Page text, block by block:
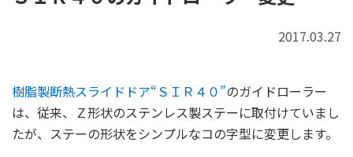
2017.03.27
樹脂製断熱スライドドア“ＳＩＲ４０”のガイドローラー
は、従来、Ｚ形状のステンレス製ステーに取付けていまし
たが、ステーの形状をシンプルなコの字型に変更します。